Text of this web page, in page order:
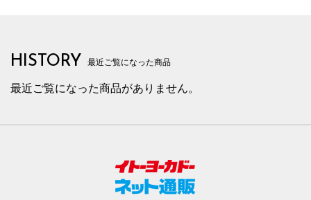
HISTORY 最近ご覧になった商品
最近ご覧になった商品がありません。